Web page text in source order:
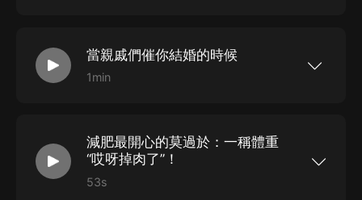
當親戚們催你結婚的時候
1min
減肥最開心的莫過於：一稱體重
“哎呀掉肉了”！
53s